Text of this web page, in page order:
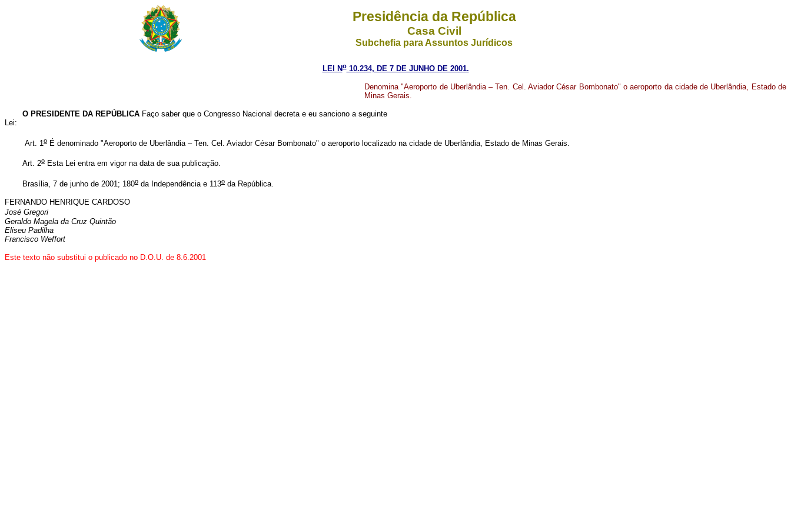
Presidência da República
Casa Civil
Subchefia para Assuntos Jurídicos
LEI No10.234, DE 7 DE JUNHO DE 2001.
Denomina "Aeroporto de Uberlândia – Ten. Cel. Aviador César Bombonato" o aeroporto da cidade de Uberlândia, Estado de
Minas Gerais.
O PRESIDENTE DA REPÚBLICA Faço saber que o Congresso Nacional decreta e eu sanciono a seguinte
Lei:
Art. 1 o É denominado "Aeroporto de Uberlândia – Ten. Cel. Aviador César Bombonato" o aeroporto localizado na cidade de Uberlândia, Estado de Minas Gerais.
Art. 2o Esta Lei entra em vigor na data de sua publicação.
Brasília, 7 de junho de 2001; 180o da Independência e 113o da República.
FERNANDO HENRIQUE CARDOSO
José Gregori
Geraldo Magela da Cruz Quintão
Eliseu Padilha
Francisco Weffort
Este texto não substitui o publicado no D.O.U. de 8.6.2001